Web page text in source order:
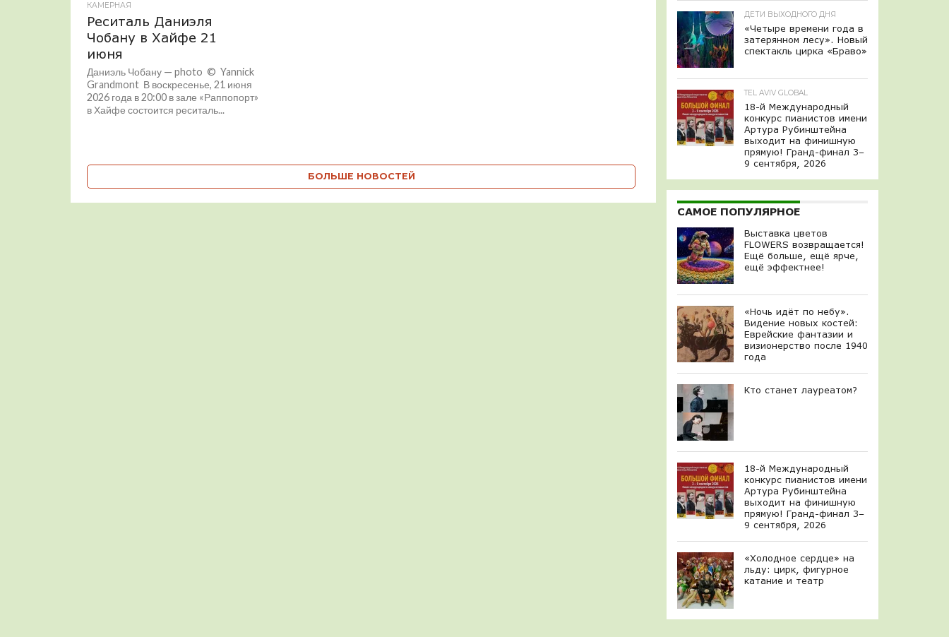
КАМЕРНАЯ
Реситаль Даниэля
Чобану в Хайфе 21
июня
Даниэль Чобану — photo © Yannick
Grandmont В воскресенье, 21 июня
2026 года в 20:00 в зале «Раппопорт»
в Хайфе состоится реситаль...
БОЛЬШЕ НОВОСТЕЙ
ДЕТИ ВЫХОДНОГО ДНЯ
«Четыре времени года в
затерянном лесу». Новый
спектакль цирка «Браво»
TEL AVIV GLOBAL
18-й Международный
конкурс пианистов имени
Артура Рубинштейна
выходит на финишную
прямую! Гранд-финал 3–
9 сентября, 2026
САМОЕ ПОПУЛЯРНОЕ
Выставка цветов
FLOWERS возвращается!
Ещё больше, ещё ярче,
ещё эффектнее!
«Ночь идёт по небу».
Видение новых костей:
Еврейские фантазии и
визионерство после 1940
года
Кто станет лауреатом?
18-й Международный
конкурс пианистов имени
Артура Рубинштейна
выходит на финишную
прямую! Гранд-финал 3–
9 сентября, 2026
«Холодное сердце» на
льду: цирк, фигурное
катание и театр